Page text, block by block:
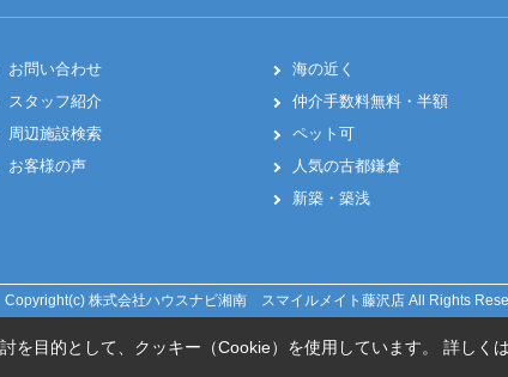
お問い合わせ
スタッフ紹介
周辺施設検索
お客様の声
海の近く
仲介手数料無料・半額
ペット可
人気の古都鎌倉
新築・築浅
Copyright(c) 株式会社ハウスナビ湘南 スマイルメイト藤沢店 All Rights
を目的として、クッキー（Cookie）を使用しています。 詳しく